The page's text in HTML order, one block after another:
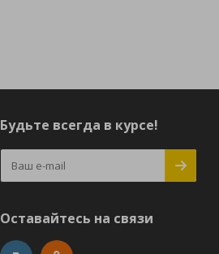
Будьте всегда в курсе!
Оставайтесь на связи